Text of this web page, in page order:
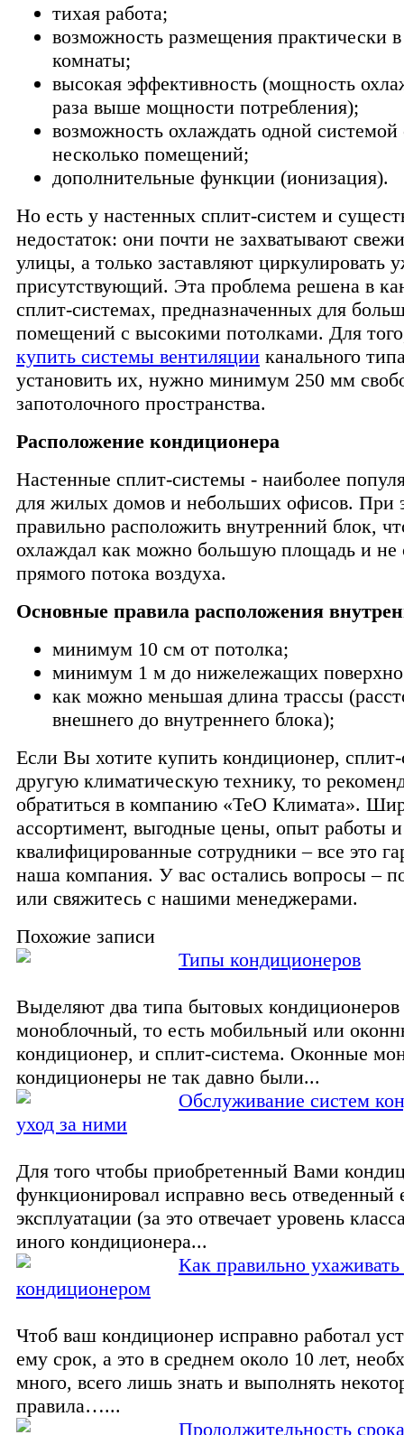
тихая работа;
возможность размещения практически
комнаты;
высокая эффективность (мощность
раза выше мощности потребления);
возможность охлаждать одной системой
несколько помещений;
дополнительные функции (ионизация).
Но есть у настенных сплит-систем и
недостаток: они почти не захватывают
улицы, а только заставляют циркулировать
присутствующий. Эта проблема решена в
сплит-системах, предназначенных для
помещений с высокими потолками. Для
купить системы вентиляции канального
установить их, нужно минимум 250 мм
запотолочного пространства.
Расположение кондиционера
Настенные сплит-системы - наиболее
для жилых домов и небольших офисов. При
правильно расположить внутренний блок,
охлаждал как можно большую площадь и не
прямого потока воздуха.
Основные правила расположения
минимум 10 см от потолка;
минимум 1 м до нижележащих
как можно меньшая длина трассы
внешнего до внутреннего блока);
Если Вы хотите купить кондиционер,
другую климатическую технику, то
обратиться в компанию «ТеО Климата».
ассортимент, выгодные цены, опыт работы и
квалифицированные сотрудники – все это
наша компания. У вас остались вопросы –
или свяжитесь с нашими менеджерами.
Похожие записи
Типы кондиционеров
Выделяют два типа бытовых кондиционеров
моноблочный, то есть мобильный или
кондиционер, и сплит-система. Оконные
кондиционеры не так давно были...
Обслуживание систем
уход за ними
Для того чтобы приобретенный Вами
функционировал исправно весь отведенный
эксплуатации (за это отвечает уровень
иного кондиционера...
Как правильно ухаживать
кондиционером
Чтоб ваш кондиционер исправно работал
ему срок, а это в среднем около 10 лет,
много, всего лишь знать и выполнять
правила…...
Продолжительность срока